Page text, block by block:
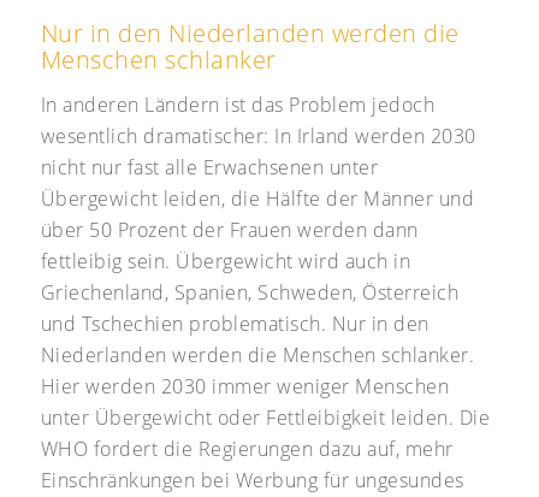
Nur in den Niederlanden werden die
Menschen schlanker
In anderen Ländern ist das Problem jedoch
wesentlich dramatischer: In Irland werden 2030
nicht nur fast alle Erwachsenen unter
Übergewicht leiden, die Hälfte der Männer und
über 50 Prozent der Frauen werden dann
fettleibig sein. Übergewicht wird auch in
Griechenland, Spanien, Schweden, Österreich
und Tschechien problematisch. Nur in den
Niederlanden werden die Menschen schlanker.
Hier werden 2030 immer weniger Menschen
unter Übergewicht oder Fettleibigkeit leiden. Die
WHO fordert die Regierungen dazu auf, mehr
Einschränkungen bei Werbung für ungesundes